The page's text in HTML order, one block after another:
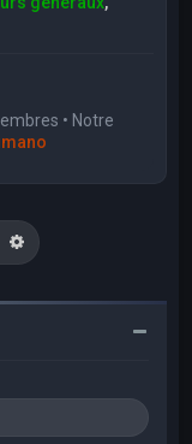
• Notre
Recherche avancée